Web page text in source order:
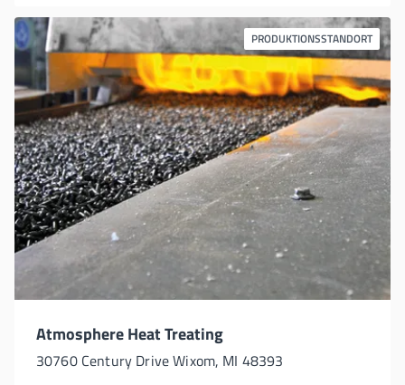
PRODUKTIONSSTANDORT
Atmosphere Heat Treating
30760 Century Drive Wixom, MI 48393